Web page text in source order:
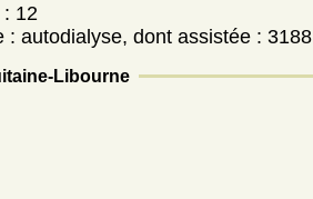
12
autodialyse, dont assistée : 3188
Libourne